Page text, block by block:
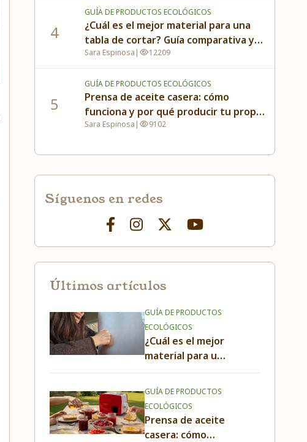
4
GUÍA DE PRODUCTOS ECOLÓGICOS
¿Cuál es el mejor material para una
tabla de cortar? Guía comparativa y
compra responsable
Sara Espinosa | 12209
5
GUÍA DE PRODUCTOS ECOLÓGICOS
Prensa de aceite casera: cómo
funciona y por qué producir tu propio
aceite en casa
Sara Espinosa | 9102
Síguenos en redes
Últimos artículos
GUÍA DE PRODUCTOS
ECOLÓGICOS
¿Cuál es el mejor
material para una
tabla de cortar?
Guía comparativa
y compra
responsable
GUÍA DE PRODUCTOS
ECOLÓGICOS
Prensa de aceite
casera: cómo